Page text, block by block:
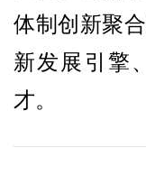
体制创新聚
新发展引擎
才。